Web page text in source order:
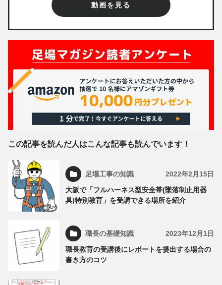
動画を見る
この記事を読んだ人はこんな記事も読んでいます！
足場工事の知識 2022年2月15日
大阪で「フルハーネス型安全帯(墜落制止用器
具)特別教育」を受講できる場所を紹介
職長の基礎知識 2023年12月1日
職長教育の受講後にレポートを提出する場合の
書き方のコツ